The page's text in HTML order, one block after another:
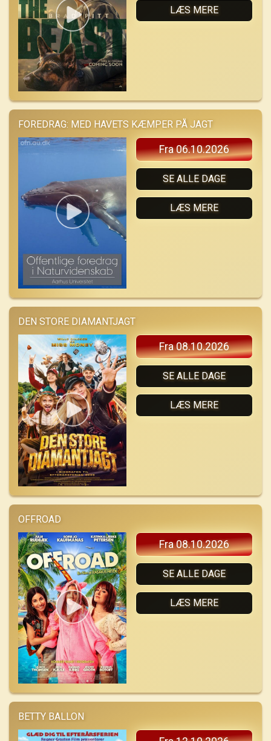
LÆS MERE
FOREDRAG: MED HAVETS KÆMPER PÅ JAGT
Fra 06.10.2026
SE ALLE DAGE
LÆS MERE
DEN STORE DIAMANTJAGT
Fra 08.10.2026
SE ALLE DAGE
LÆS MERE
OFFROAD
Fra 08.10.2026
SE ALLE DAGE
LÆS MERE
BETTY BALLON